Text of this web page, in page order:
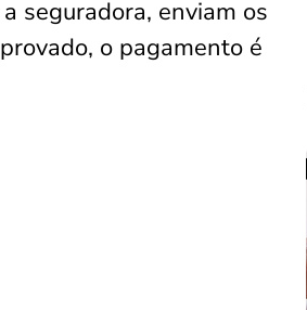
seguradora, enviam os
o pagamento é